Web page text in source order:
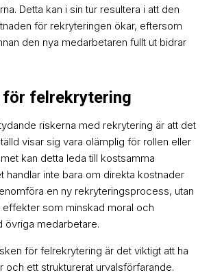
Detta kan i sin tur resultera i att den
för rekryteringen ökar, eftersom
den nya medarbetaren fullt ut bidrar
för felrekrytering
riskerna med rekrytering är att det
visar sig vara olämplig för rollen eller
kan detta leda till kostsamma
handlar inte bara om direkta kostnader
en ny rekryteringsprocess, utan
effekter som minskad moral och
övriga medarbetare.
för felrekrytering är det viktigt att ha
och ett strukturerat urvalsförfarande.